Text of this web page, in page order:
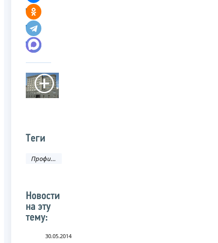
Теги
Профилактика коррупционных правонарушений
Новости
на эту
тему:
30.05.2014